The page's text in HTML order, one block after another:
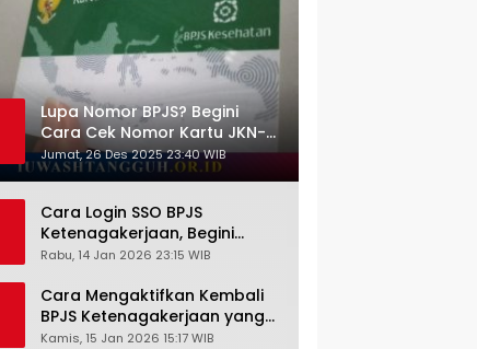
Lupa Nomor BPJS? Begini
Cara Cek Nomor Kartu JKN-
KIS dengan NIK KTP
Jumat, 26 Des 2025 23:40 WIB
Cara Login SSO BPJS
Ketenagakerjaan, Begini
Tutorial Lengkap dan
Rabu, 14 Jan 2026 23:15 WIB
Cara Mengaktifkan Kembali
BPJS Ketenagakerjaan yang
Nonaktif, Begini Panduan
Kamis, 15 Jan 2026 15:17 WIB